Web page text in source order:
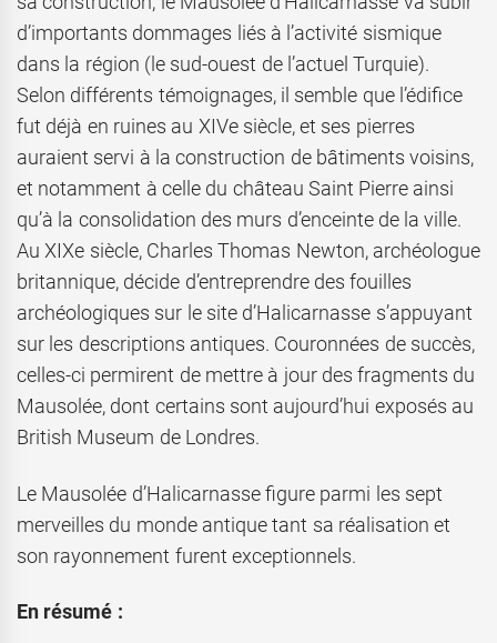
d’importants dommages liés à l’activité sismique
dans la région (le sud-ouest de l’actuel Turquie).
Selon différents témoignages, il semble que l’édifice
fut déjà en ruines au XIVe siècle, et ses pierres
auraient servi à la construction de bâtiments voisins,
et notamment à celle du château Saint Pierre ainsi
qu’à la consolidation des murs d’enceinte de la ville.
Au XIXe siècle, Charles Thomas Newton, archéologue
britannique, décide d’entreprendre des fouilles
archéologiques sur le site d’Halicarnasse s’appuyant
sur les descriptions antiques. Couronnées de succès,
celles-ci permirent de mettre à jour des fragments du
Mausolée, dont certains sont aujourd’hui exposés au
British Museum de Londres.
Le Mausolée d’Halicarnasse figure parmi les sept
merveilles du monde antique tant sa réalisation et
son rayonnement furent exceptionnels.
En résumé :